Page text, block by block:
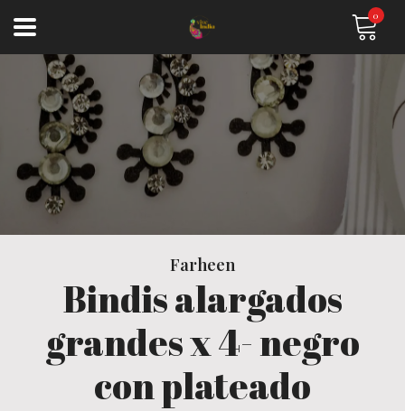
0
Farheen
Bindis alargados
grandes x 4- negro
con plateado